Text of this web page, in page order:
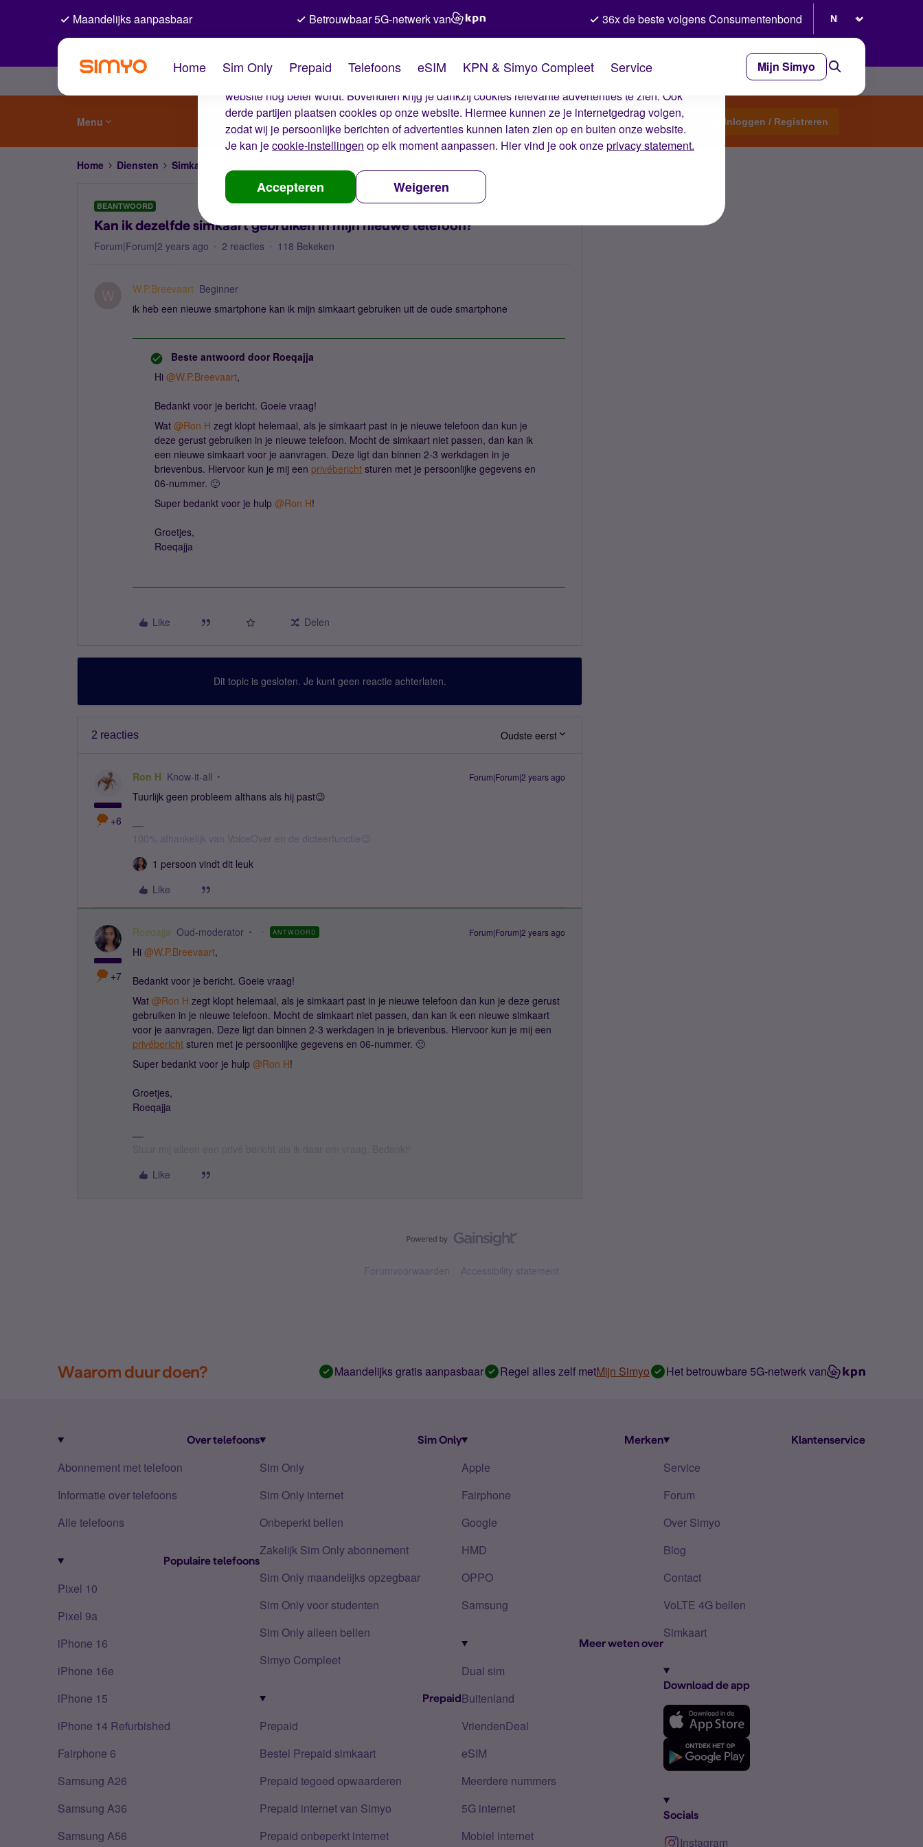
De cookies van Simyo
Wij gebruiken cookies op onze website. Met deze cookies zorgen wij ervoor dat je ervaring op de
website nog beter wordt. Bovendien krijg je dankzij cookies relevante advertenties te zien. Ook
derde partijen plaatsen cookies op onze website. Hiermee kunnen ze je internetgedrag volgen,
zodat wij je persoonlijke berichten of advertenties kunnen laten zien op en buiten onze website.
Je kan jecookie-instellingen op elk moment aanpassen. Hier vind je ook onzeprivacy statement.
Accepteren Weigeren
Maandelijks aanpasbaar Betrouwbaar 5G-netwerk van 36x de beste volgens Consumentenbond
Home Sim Only Prepaid Telefoons eSIM KPN & Simyo Compleet Service Mijn Simyo
Menu Start een topic Inloggen / Registreren
Home Diensten Simkaart en eSIM
BEANTWOORD
Kan ik dezelfde simkaart gebruiken in mijn nieuwe telefoon?
Forum|Forum|2 years ago 2 reacties 118 Bekeken
W.P.Breevaart Beginner
ik heb een nieuwe smartphone kan ik mijn simkaart gebruiken uit de oude smartphone
Beste antwoord door Roeqajja
Hi @W.P.Breevaart,
Bedankt voor je bericht. Goeie vraag!
Wat @Ron H zegt klopt helemaal, als je simkaart past in je nieuwe telefoon dan kun je
deze gerust gebruiken in je nieuwe telefoon. Mocht de simkaart niet passen, dan kan ik
een nieuwe simkaart voor je aanvragen. Deze ligt dan binnen 2-3 werkdagen in je
brievenbus. Hiervoor kun je mij een privébericht sturen met je persoonlijke gegevens en
06-nummer. 🙂
Super bedankt voor je hulp @Ron H!
Groetjes,
Roeqajja
Like Delen
Dit topic is gesloten. Je kunt geen reactie achterlaten.
2 reacties Oudste eerst
+6
Ron H Know-it-all Forum|Forum|2 years ago
Tuurlijk geen probleem althans als hij past😉
100% afhankelijk van VoiceOver en de dicteerfunctie😉
1 persoon vindt dit leuk
Like
+7
Roeqajja Oud-moderator ANTWOORD Forum|Forum|2 years ago
Hi @W.P.Breevaart,
Bedankt voor je bericht. Goeie vraag!
Wat @Ron H zegt klopt helemaal, als je simkaart past in je nieuwe telefoon dan kun je deze gerust
gebruiken in je nieuwe telefoon. Mocht de simkaart niet passen, dan kan ik een nieuwe simkaart
voor je aanvragen. Deze ligt dan binnen 2-3 werkdagen in je brievenbus. Hiervoor kun je mij een
privébericht sturen met je persoonlijke gegevens en 06-nummer. 🙂
Super bedankt voor je hulp @Ron H!
Groetjes,
Roeqajja
Like
Forumvoorwaarden Accessibility statement
Waarom duur doen? Maandelijks gratis aanpasbaar Regel alles zelf metMijn Simyo Het betrouwbare 5G-netwerk van
Over telefoons
Abonnement met telefoon
Informatie over telefoons
Alle telefoons
Populaire telefoons
Pixel 10
Pixel 9a
iPhone 16
iPhone 16e
iPhone 15
iPhone 14 Refurbished
Fairphone 6
Samsung A26
Samsung A36
Samsung A56
Sim Only
Sim Only
Sim Only internet
Onbeperkt bellen
Zakelijk Sim Only abonnement
Sim Only maandelijks opzegbaar
Sim Only voor studenten
Sim Only alleen bellen
Simyo Compleet
Prepaid
Prepaid
Bestel Prepaid simkaart
Prepaid tegoed opwaarderen
Prepaid internet van Simyo
Prepaid onbeperkt internet
Merken
Apple
Fairphone
Google
HMD
OPPO
Samsung
Meer weten over
Dual sim
Buitenland
VriendenDeal
eSIM
Meerdere nummers
5G internet
Mobiel internet
Klantenservice
Service
Forum
Over Simyo
Blog
Contact
VoLTE 4G bellen
Simkaart
Download de app
Socials
Instagram